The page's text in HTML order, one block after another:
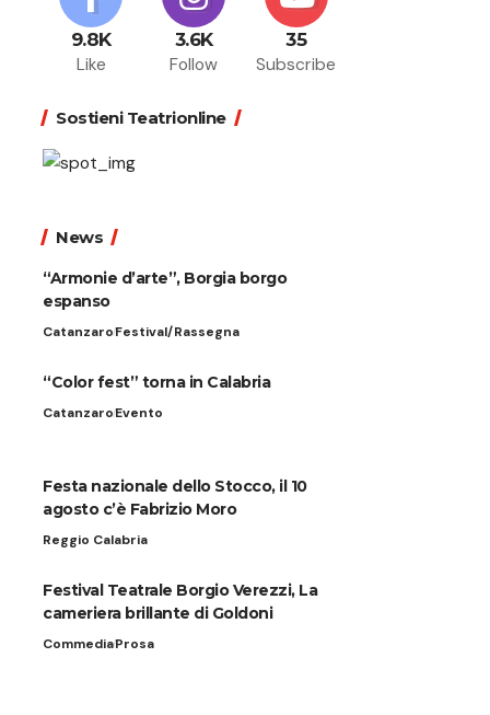
9.8K
Like
3.6K
Follow
35
Subscribe
Sostieni Teatrionline
News
“Armonie d’arte”, Borgia borgo
espanso
CatanzaroFestival/Rassegna
“Color fest” torna in Calabria
CatanzaroEvento
Festa nazionale dello Stocco, il 10
agosto c’è Fabrizio Moro
Reggio Calabria
Festival Teatrale Borgio Verezzi, La
cameriera brillante di Goldoni
CommediaProsa